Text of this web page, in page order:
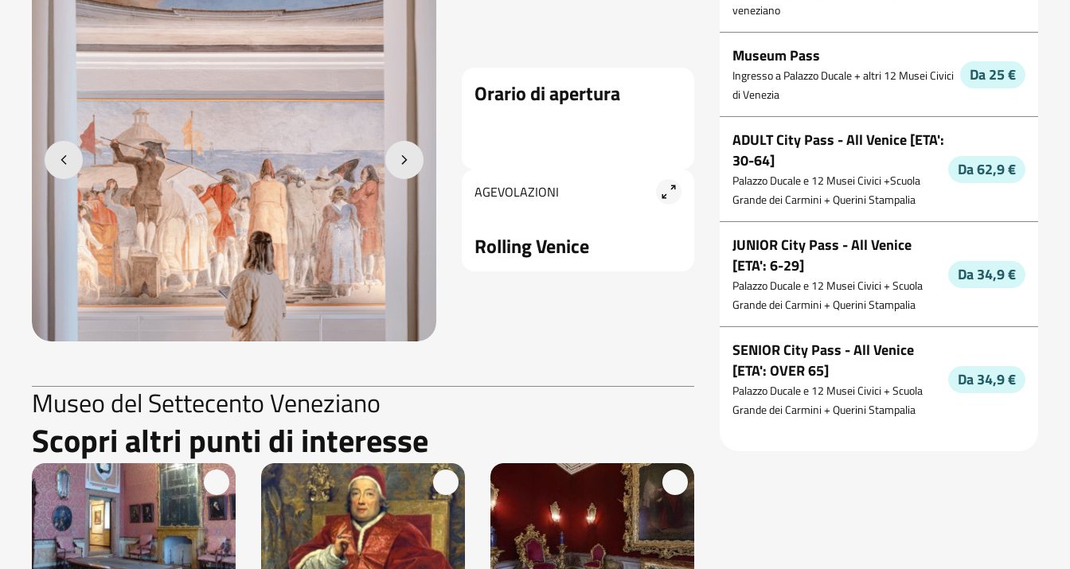
Orario di apertura
AGEVOLAZIONI
Rolling Venice
Museo del Settecento Veneziano
Scopri altri punti di interesse
veneziano
Museum Pass
Ingresso a Palazzo Ducale + altri 12 Musei Civici
di Venezia
Da 25 €
ADULT City Pass - All Venice [ETA':
30-64]
Palazzo Ducale e 12 Musei Civici +Scuola
Grande dei Carmini + Querini Stampalia
Da 62,9 €
JUNIOR City Pass - All Venice
[ETA': 6-29]
Palazzo Ducale e 12 Musei Civici + Scuola
Grande dei Carmini + Querini Stampalia
Da 34,9 €
SENIOR City Pass - All Venice
[ETA': OVER 65]
Palazzo Ducale e 12 Musei Civici + Scuola
Grande dei Carmini + Querini Stampalia
Da 34,9 €